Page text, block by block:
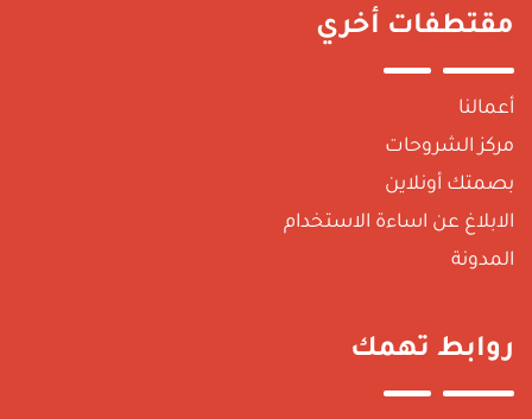
أخري
الشروحات
أونلاين
عن اساءة الاستخدام
تهمك